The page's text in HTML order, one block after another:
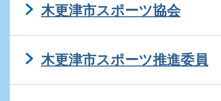
木更津市スポーツ協会
木更津市スポーツ推進委員